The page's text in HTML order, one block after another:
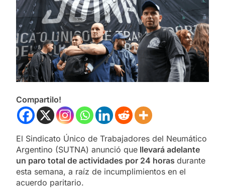
Compartilo!
El Sindicato Único de Trabajadores del Neumático
Argentino (SUTNA) anunció que llevará adelante
un paro total de actividades por 24 horas durante
esta semana, a raíz de incumplimientos en el
acuerdo paritario.